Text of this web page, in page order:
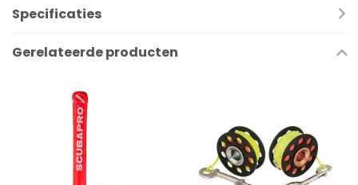
Specificaties
Gerelateerde producten